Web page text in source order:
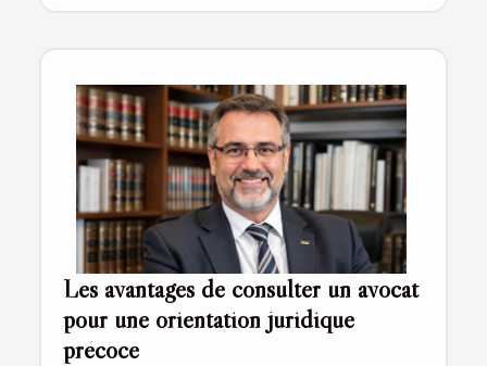
Les avantages de consulter un avocat
pour une orientation juridique
précoce